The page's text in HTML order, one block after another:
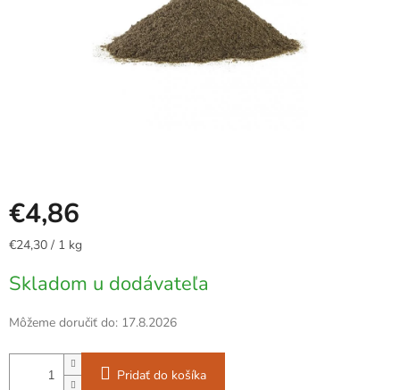
€4,86
Jednotková
€24,30 / 1 kg
Skladom u dodávateľa
Môžeme doručiť do: 17.8.2026
Pridať do košíka